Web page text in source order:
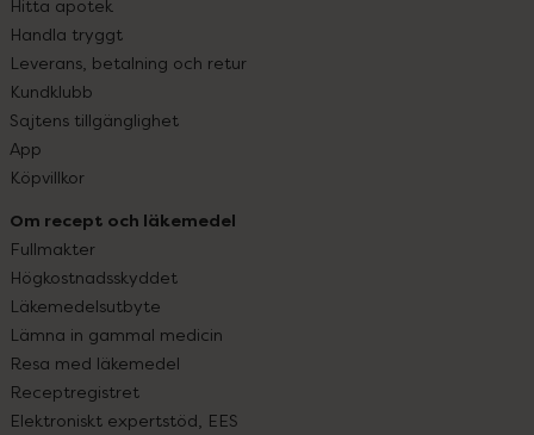
Hitta apotek
Handla tryggt
Leverans, betalning och retur
Kundklubb
Sajtens tillgänglighet
App
Köpvillkor
Om recept och läkemedel
Fullmakter
Högkostnadsskyddet
Läkemedelsutbyte
Lämna in gammal medicin
Resa med läkemedel
Receptregistret
Elektroniskt expertstöd, EES